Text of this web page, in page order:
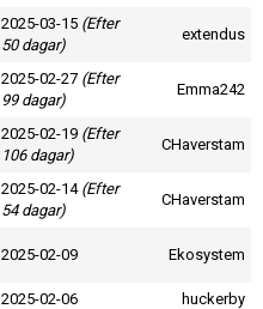
2025-03-15 (Efter
50 dagar)
extendus
2025-02-27 (Efter
99 dagar)
Emma242
2025-02-19 (Efter
106 dagar)
CHaverstam
2025-02-14 (Efter
54 dagar)
CHaverstam
2025-02-09 Ekosystem
2025-02-06
huckerby